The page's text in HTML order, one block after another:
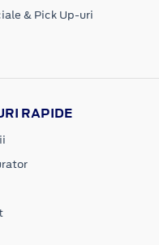
& Pick Up-uri
RAPIDE